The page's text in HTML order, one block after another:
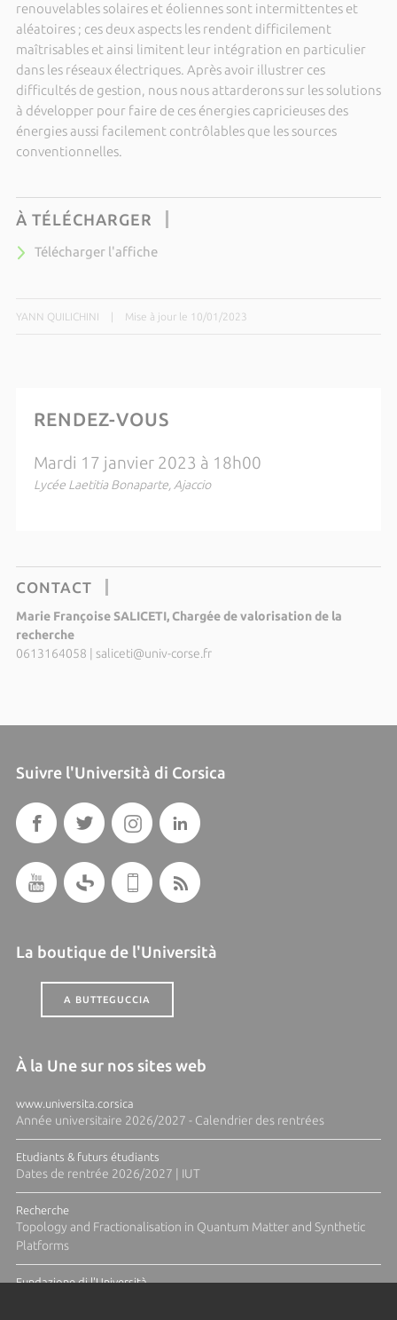
renouvelables solaires et éoliennes sont intermittentes et
aléatoires ; ces deux aspects les rendent difficilement
maîtrisables et ainsi limitent leur intégration en particulier
dans les réseaux électriques. Après avoir illustrer ces
difficultés de gestion, nous nous attarderons sur les solutions
à développer pour faire de ces énergies capricieuses des
énergies aussi facilement contrôlables que les sources
conventionnelles.
À TÉLÉCHARGER
Télécharger l'affiche
YANN QUILICHINI Mise à jour le 10/01/2023
RENDEZ-VOUS
Mardi 17 janvier 2023 à 18h00
Lycée Laetitia Bonaparte, Ajaccio
CONTACT
Marie Françoise SALICETI, Chargée de valorisation de la
recherche
0613164058 | saliceti@univ-corse.fr
Suivre l'Università di Corsica
La boutique de l'Università
A BUTTEGUCCIA
À la Une sur nos sites web
www.universita.corsica
Année universitaire 2026/2027 - Calendrier des rentrées
Etudiants & futurs étudiants
Dates de rentrée 2026/2027 | IUT
Recherche
Topology and Fractionalisation in Quantum Matter and Synthetic
Platforms
Fundazione di l'Università